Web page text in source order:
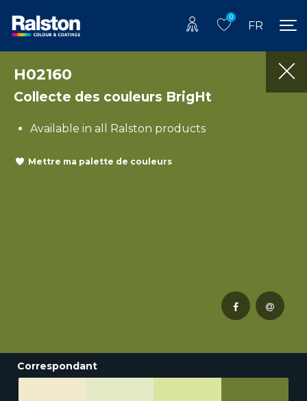
0
FR
H02160
Collecte des couleurs BrigHt
Available in all Ralston products
Mettre ma palette de couleurs
Correspondant